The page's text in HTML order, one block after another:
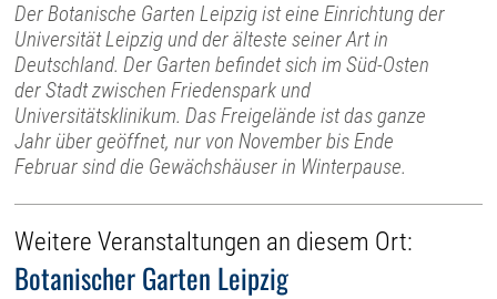
Der Botanische Garten Leipzig ist eine Einrichtung der
Universität Leipzig und der älteste seiner Art in
Deutschland. Der Garten befindet sich im Süd-Osten
der Stadt zwischen Friedenspark und
Universitätsklinikum. Das Freigelände ist das ganze
Jahr über geöffnet, nur von November bis Ende
Februar sind die Gewächshäuser in Winterpause.
Weitere Veranstaltungen an diesem Ort:
Botanischer Garten Leipzig